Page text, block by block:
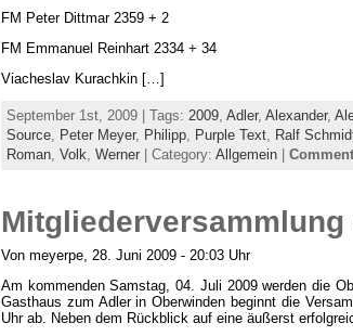
FM Peter Dittmar 2359 + 2
FM Emmanuel Reinhart 2334 + 34
Viacheslav Kurachkin […]
September 1st, 2009 | Tags: 2009, Adler, Alexander,
Source, Peter Meyer, Philipp, Purple Text, Ralf
Roman, Volk Werner| Category: Allgemein|
Von meyerpe, 28. Juni 2009 - 20:03 Uhr
Am kommenden Samstag, 04. Juli 2009 werden die
Gasthaus zum Adler in Oberwinden beginnt die
Uhr ab. Neben dem Rückblick auf eine äußerst